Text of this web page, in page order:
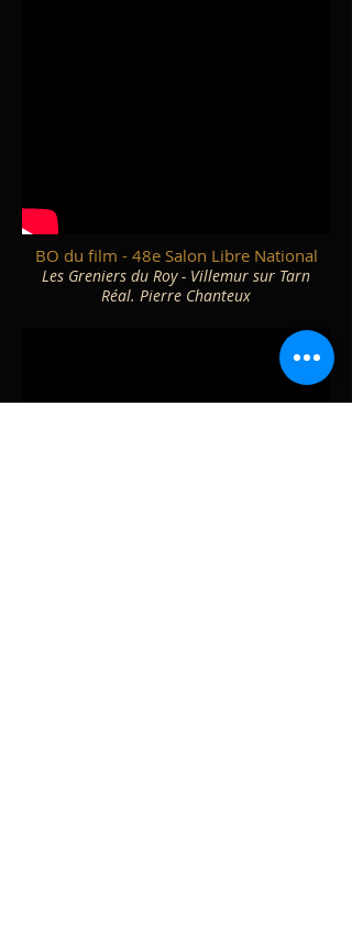
BO du film - 48e Salon Libre National
Les Greniers du Roy - Villemur sur Tarn
Réal. Pierre Chanteux